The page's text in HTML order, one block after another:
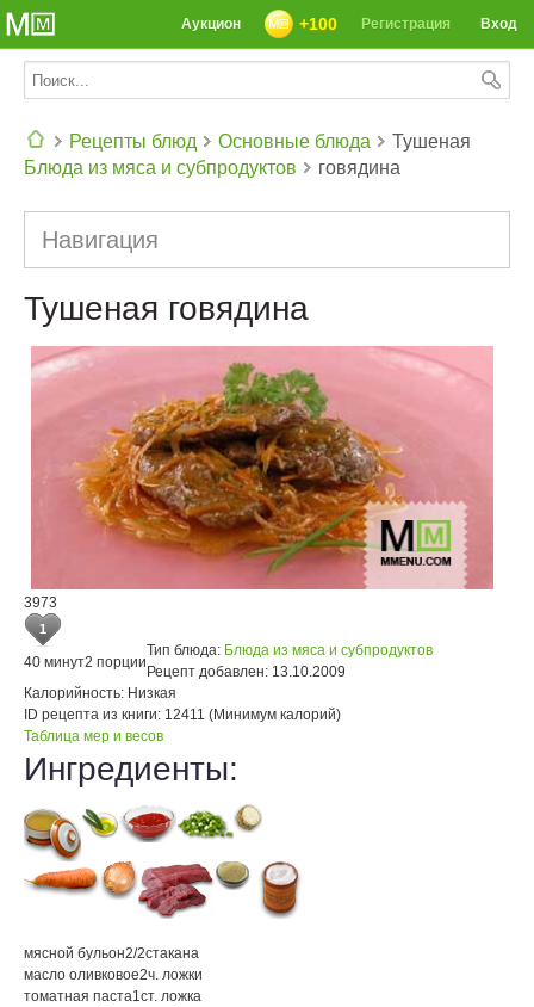
Вход
Регистрация
+100
Аукцион
Рецепты блюд
Основные блюда
Блюда из мяса и субпродуктов
Тушеная
говядина
Навигация
Тушеная говядина
3973
1
40 минут2 порции
Тип блюда: Блюда из мяса и субпродуктов
Рецепт добавлен: 13.10.2009
Калорийность: Низкая
ID рецепта из книги: 12411 (Минимум калорий)
Таблица мер и весов
Ингредиенты:
мясной бульон2/2стакана
масло оливковое2ч. ложки
томатная паста1ст. ложка